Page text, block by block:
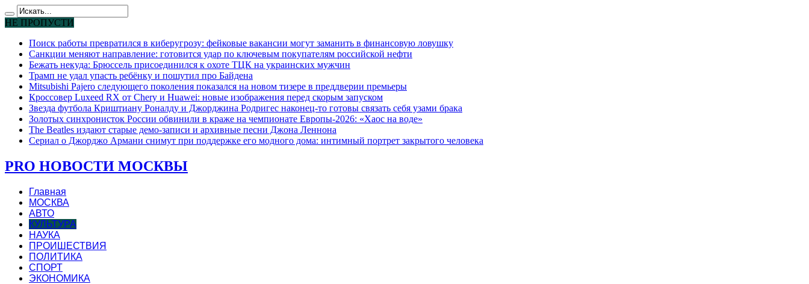
НЕ ПРОПУСТИ
Поиск работы превратился в киберугрозу: фейковые вакансии могут заманить в финансовую ловушку
Санкции меняют направление: готовится удар по ключевым покупателям российской нефти
Бежать некуда: Брюссель присоединился к охоте ТЦК на украинских мужчин
Трамп не удал упасть ребёнку и пошутил про Байдена
Mitsubishi Pajero следующего поколения показался на новом тизере в преддверии премьеры
Кроссовер Luxeed RX от Chery и Huawei: новые изображения перед скорым запуском
Звезда футбола Криштиану Роналду и Джорджина Родригес наконец-то готовы связать себя узами брака
Золотых синхронисток России обвинили в краже на чемпионате Европы-2026: «Хаос на воде»
The Beatles издают старые демо-записи и архивные песни Джона Леннона
Сериал о Джорджо Армани снимут при поддержке его модного дома: интимный портрет закрытого человека
PRO НОВОСТИ МОСКВЫ
Главная
МОСКВА
АВТО
КУЛЬТУРА
НАУКА
ПРОИШЕСТВИЯ
ПОЛИТИКА
СПОРТ
ЭКОНОМИКА